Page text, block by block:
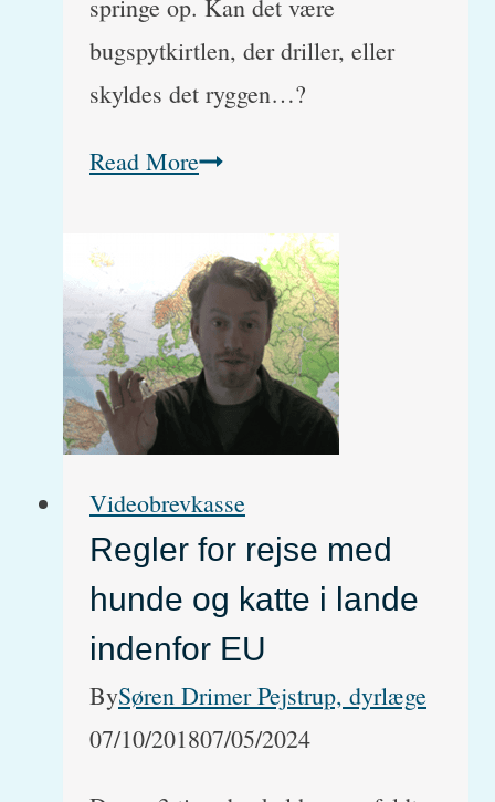
springe op. Kan det være
bugspytkirtlen, der driller, eller
skyldes det ryggen…?
Read MoreHund
problemer
i
sit
bagparti.
det
ryggen
eller
bugspytkirtlen?
Videobrevkasse
Regler for rejse med
hunde og katte i lande
indenfor EU
BySøren Drimer Pejstrup, dyrlæge
07/10/201807/05/2024